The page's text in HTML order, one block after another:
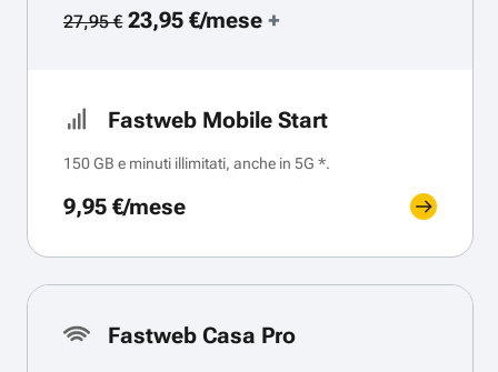
27,95 €23,95 €/mese+
Fastweb Mobile Start
150 GB e minuti illimitati, anche in 5G *.
9,95 €/mese
Fastweb Casa Pro